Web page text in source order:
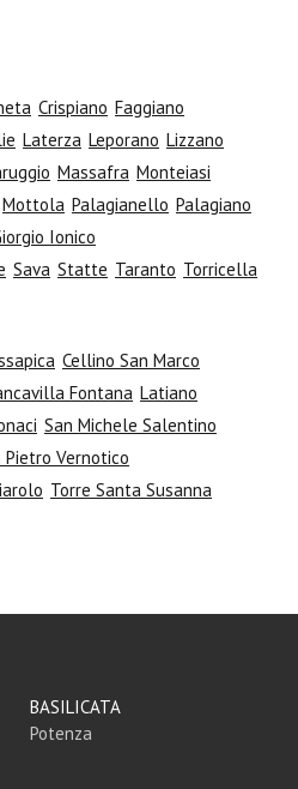
Crispiano Faggiano
Laterza Leporano Lizzano
Massafra Monteiasi
Mottola Palagianello Palagiano
Ionico
Sava Statte Taranto Torricella
Cellino San Marco
Fontana Latiano
San Michele Salentino
Pietro Vernotico
Torre Santa Susanna
BASILICATA
Potenza